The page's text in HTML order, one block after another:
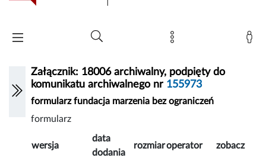
Załącznik: 18006 archiwalny, podpięty do
komunikatu archiwalnego nr 155973
formularz fundacja marzenia bez ograniczeń
formularz
wersja
data
dodania
rozmiaroperator zobacz